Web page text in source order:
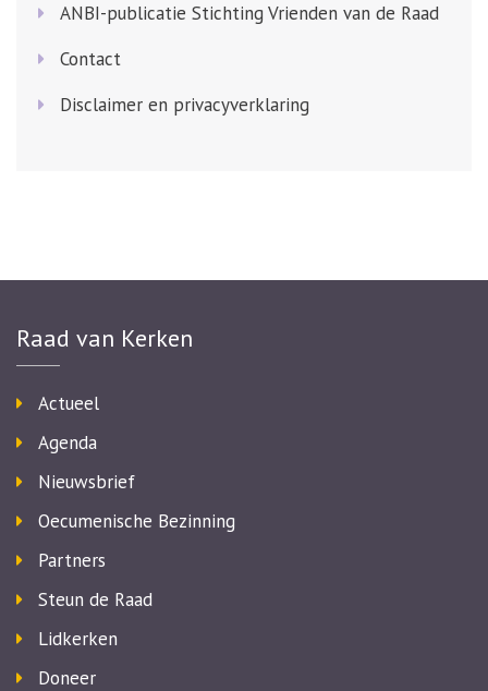
ANBI-publicatie Stichting Vrienden van de Raad
Contact
Disclaimer en privacyverklaring
Raad van Kerken
Actueel
Agenda
Nieuwsbrief
Oecumenische Bezinning
Partners
Steun de Raad
Lidkerken
Doneer